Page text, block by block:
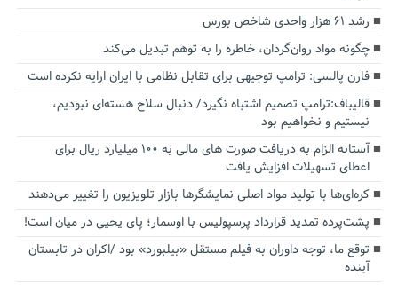
رشد ۶۱ هزار واحدی شاخص بورس
چگونه مواد روان‌گردان، خاطره را به توهم تبدیل می‌کند
فارن پالسی: ترامپ توجیهی برای تقابل نظامی با ایران ارایه نکرده است
قالیباف:ترامپ تصمیم اشتباه نگیرد/ دنبال سلاح هسته‌ای نبودیم،
نیستیم و نخواهیم بود
آستانه الزام به دریافت صورت های مالی به ۱۰۰ میلیارد ریال برای
اعطای تسهیلات افزایش یافت
کره‌ای‌ها با تولید مواد اصلی نمایشگرها بازار تلویزیون را تغییر می‌دهند
پشت‌پرده تمدید قرارداد پرسپولیس با اوسمار؛ پای یحیی در میان است!
توقع ما، توجه داوران به فیلم مستقل «بیلبورد» بود /اکران در تابستان
آینده